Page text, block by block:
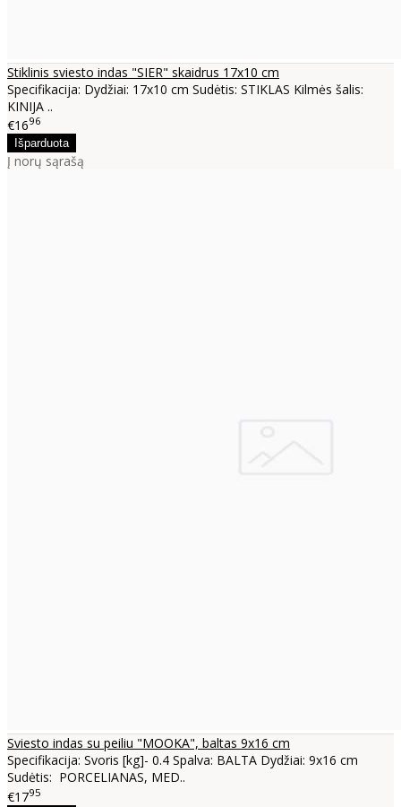
Stiklinis sviesto indas "SIER" skaidrus 17x10 cm
Specifikacija: Dydžiai: 17x10 cm Sudėtis: STIKLAS Kilmės šalis:
KINIJA ..
€1696
Į norų sąrašą
Sviesto indas su peiliu "MOOKA", baltas 9x16 cm
Specifikacija: Svoris [kg]- 0.4 Spalva: BALTA Dydžiai: 9x16 cm
Sudėtis: PORCELIANAS, MED..
€1795